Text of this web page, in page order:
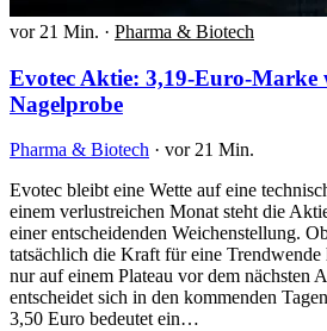
vor 21 Min. · Pharma & Biotech
Evotec Aktie: 3,19-Euro-Marke
Nagelprobe
Pharma & Biotech · vor 21 Min.
Evotec bleibt eine Wette auf eine
einem verlustreichen Monat steht die
einer entscheidenden Weichenstellung.
tatsächlich die Kraft für eine Trendwende
nur auf einem Plateau vor dem nächsten
entscheidet sich in den kommenden
3,50 Euro bedeutet ein…